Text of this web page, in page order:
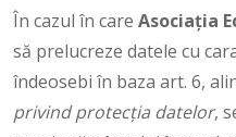
În cazul în care Asociaţia
să prelucreze datele cu
îndeosebi în baza art. 6,
privind protecția datelor,